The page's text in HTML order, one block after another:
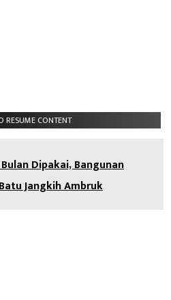
RESUME CONTENT
Dipakai, Bangunan
Jangkih Ambruk